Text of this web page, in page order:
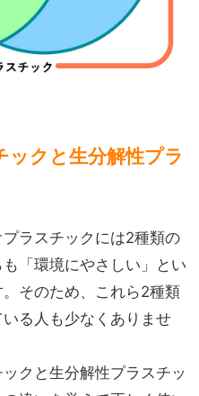
クと生分解性プラ
ラスチックには2種類の
「環境にやさしい」とい
そのため、これら2種類
る人も少なくありませ
クと生分解性プラスチッ